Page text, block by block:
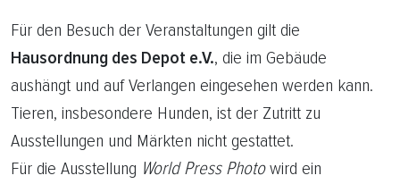
Für den Besuch der Veranstaltungen gilt die
Hausordnung des Depot e.V., die im Gebäude
aushängt und auf Verlangen eingesehen werden kann.
Tieren, insbesondere Hunden, ist der Zutritt zu
Ausstellungen und Märkten nicht gestattet.
Für die Ausstellung World Press Photowird ein